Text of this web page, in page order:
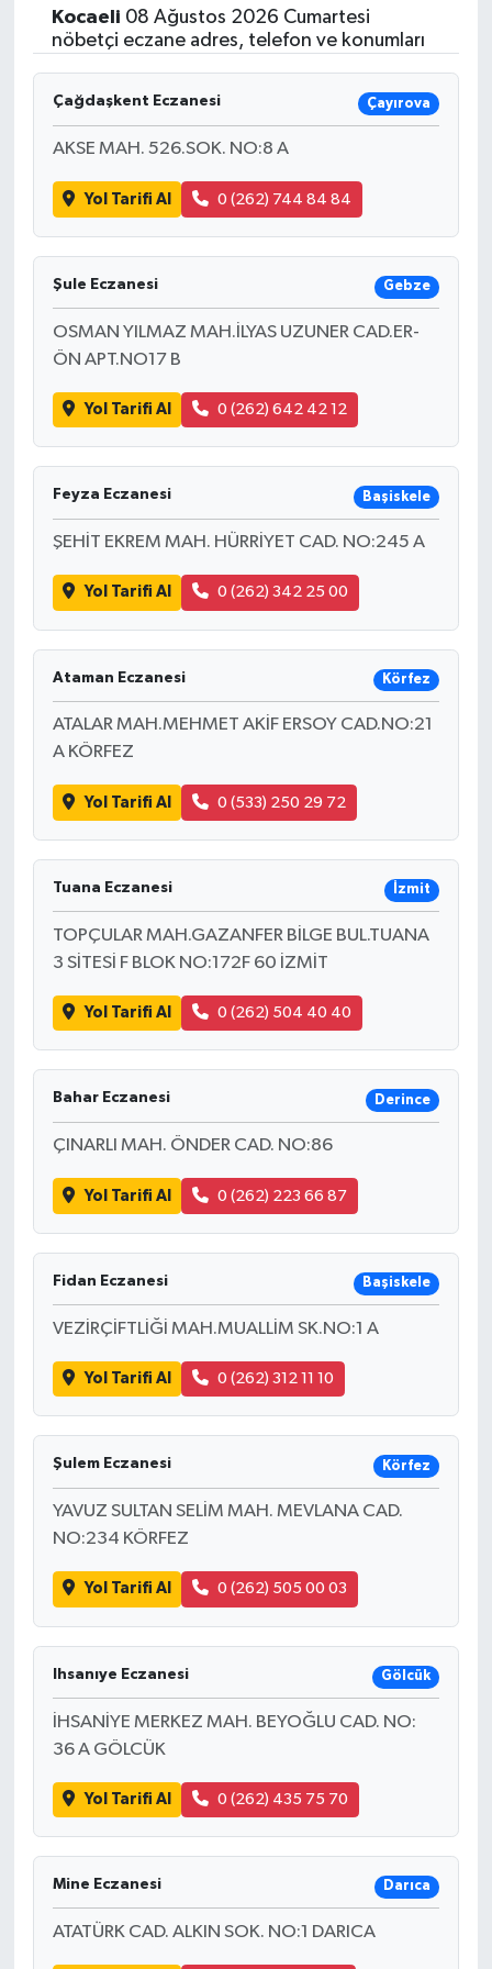
Kocaeli 08 Ağustos 2026 Cumartesi
nöbetçi eczane adres, telefon ve konumları
Çağdaşkent Eczanesi Çayırova
AKSE MAH. 526.SOK. NO:8 A
Yol Tarifi Al 0 (262) 744 84 84
Şule Eczanesi Gebze
OSMAN YILMAZ MAH.İLYAS UZUNER CAD.ER-
ÖN APT.NO17 B
Yol Tarifi Al 0 (262) 642 42 12
Feyza Eczanesi Başiskele
ŞEHİT EKREM MAH. HÜRRİYET CAD. NO:245 A
Yol Tarifi Al 0 (262) 342 25 00
Ataman Eczanesi Körfez
ATALAR MAH.MEHMET AKİF ERSOY CAD.NO:21
A KÖRFEZ
Yol Tarifi Al 0 (533) 250 29 72
Tuana Eczanesi İzmit
TOPÇULAR MAH.GAZANFER BİLGE BUL.TUANA
3 SİTESİ F BLOK NO:172F 60 İZMİT
Yol Tarifi Al 0 (262) 504 40 40
Bahar Eczanesi Derince
ÇINARLI MAH. ÖNDER CAD. NO:86
Yol Tarifi Al 0 (262) 223 66 87
Fidan Eczanesi Başiskele
VEZİRÇİFTLİĞİ MAH.MUALLİM SK.NO:1 A
Yol Tarifi Al 0 (262) 312 11 10
Şulem Eczanesi Körfez
YAVUZ SULTAN SELİM MAH. MEVLANA CAD.
NO:234 KÖRFEZ
Yol Tarifi Al 0 (262) 505 00 03
Ihsanıye Eczanesi Gölcük
İHSANİYE MERKEZ MAH. BEYOĞLU CAD. NO:
36 A GÖLCÜK
Yol Tarifi Al 0 (262) 435 75 70
Mine Eczanesi Darıca
ATATÜRK CAD. ALKIN SOK. NO:1 DARICA